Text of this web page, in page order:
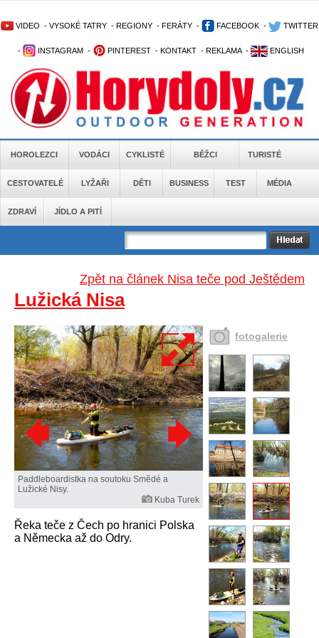
VIDEO - VYSOKÉ TATRY - REGIONY - FERÁTY - FACEBOOK - TWITTER
- INSTAGRAM - PINTEREST - KONTAKT - REKLAMA - ENGLISH
HOROLEZCI VODÁCI CYKLISTÉ BĚŽCI TURISTÉ
CESTOVATELÉ LYŽAŘI DĚTI BUSINESS TEST MÉDIA
ZDRAVÍ JÍDLO A PITÍ
Zpět na článek Nisa teče pod Ještědem
Lužická Nisa
Paddleboardistka na soutoku Smědé a
Lužické Nisy.
Kuba Turek
Řeka teče z Čech po hranici Polska
a Německa až do Odry.
fotogalerie